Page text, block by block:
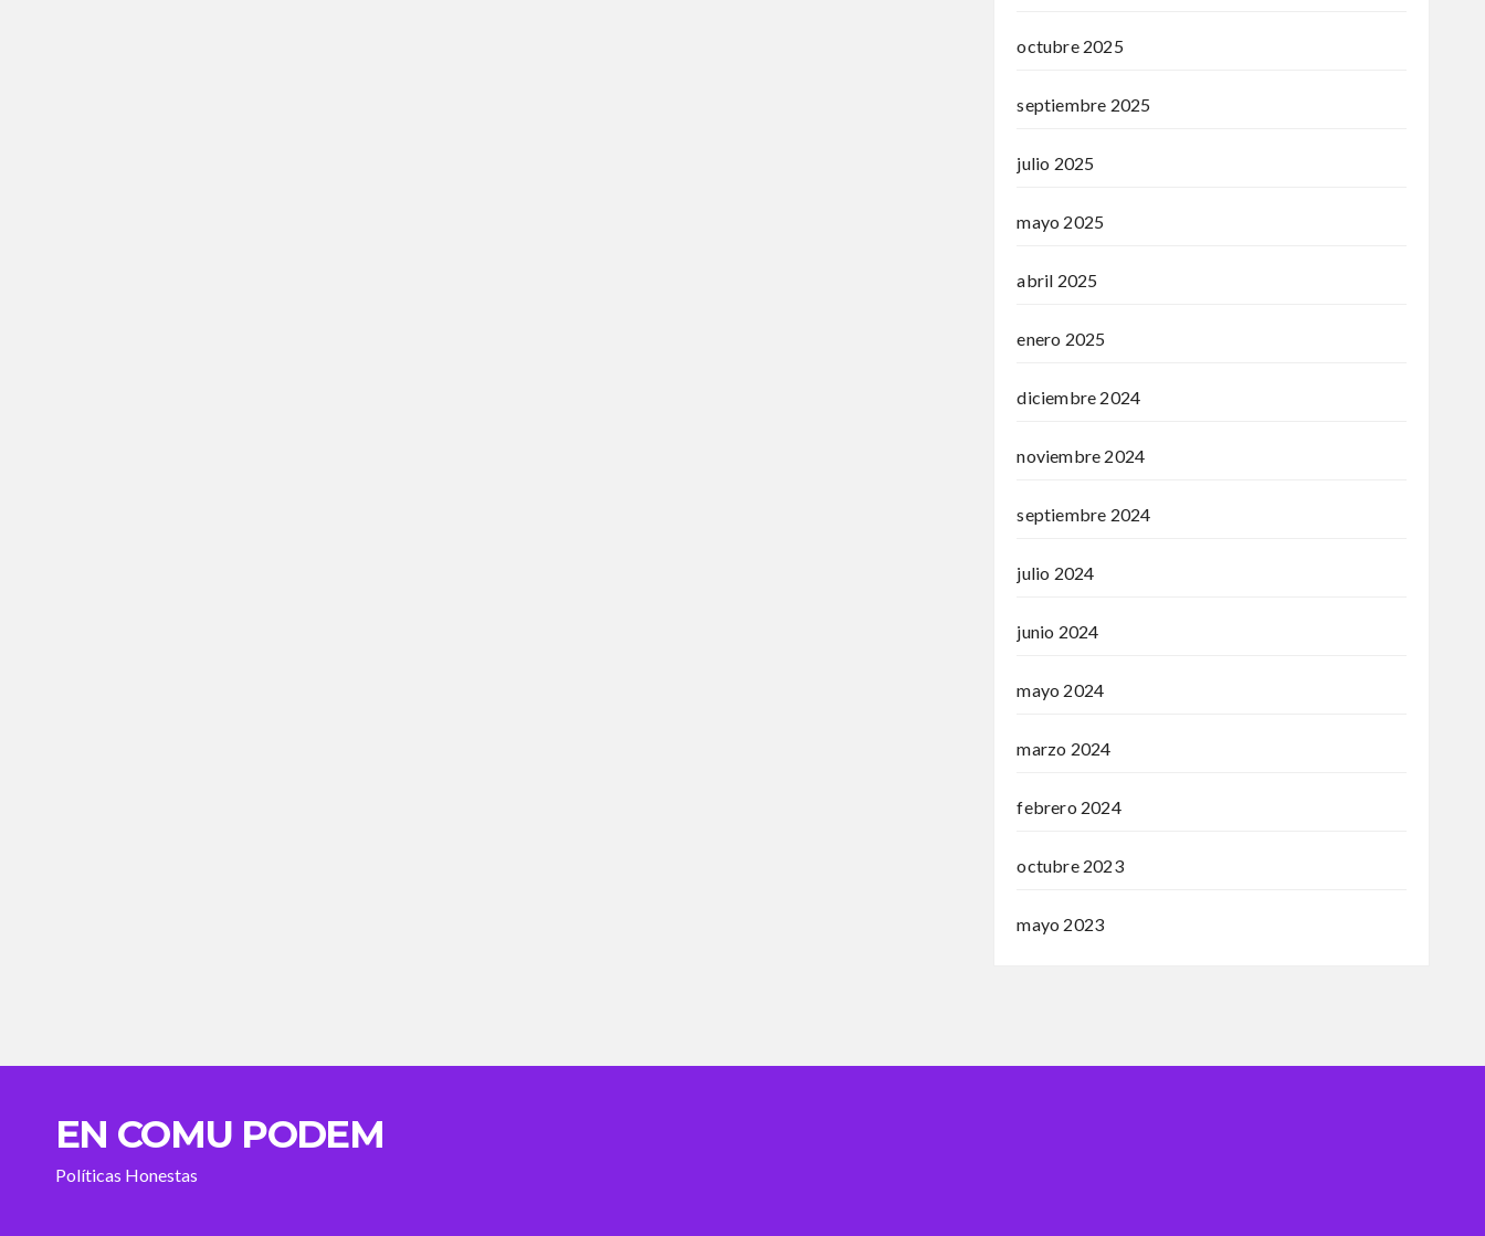
octubre 2025
septiembre 2025
julio 2025
mayo 2025
abril 2025
enero 2025
diciembre 2024
noviembre 2024
septiembre 2024
julio 2024
junio 2024
mayo 2024
marzo 2024
febrero 2024
octubre 2023
mayo 2023
EN COMU PODEM
Políticas Honestas